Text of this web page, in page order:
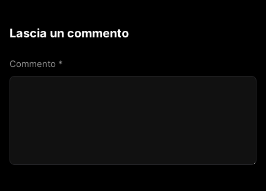
Lascia un commento
Commento *